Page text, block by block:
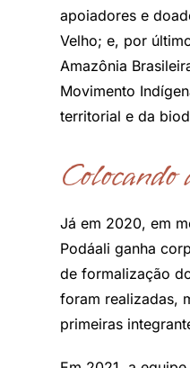
apoiadores e
Velho; e, por
Amazônia
Movimento
territorial e da
Já em 2020, em
Podáali ganha
de formalização
foram realizadas,
primeiras